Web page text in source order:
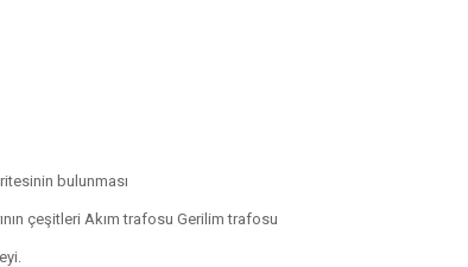
bulunması
çeşitleri Akım trafosu Gerilim trafosu